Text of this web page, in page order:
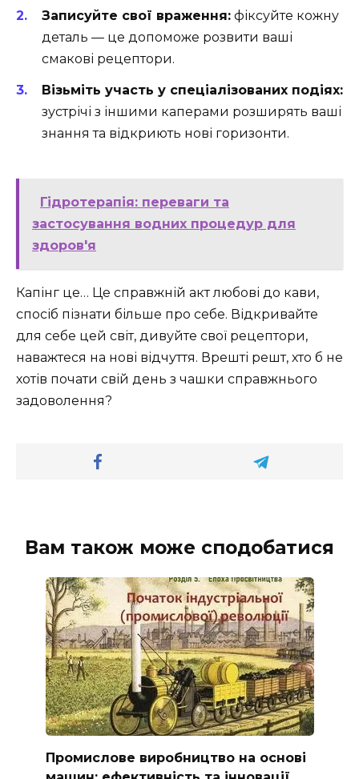
Записуйте свої враження: фіксуйте кожну
деталь — це допоможе розвити ваші
смакові рецептори.
Візьміть участь у спеціалізованих подіях:
зустрічі з іншими каперами розширять ваші
знання та відкриють нові горизонти.
Гідротерапія: переваги та
застосування водних процедур для
здоров'я
Капінг це… Це справжній акт любові до кави,
спосіб пізнати більше про себе. Відкривайте
для себе цей світ, дивуйте свої рецептори,
наважтеся на нові відчуття. Врешті решт, хто б не
хотів почати свій день з чашки справжнього
задоволення?
Вам також може сподобатися
Промислове виробництво на основі